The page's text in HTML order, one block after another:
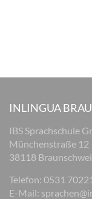
INLINGUA
IBS Sprachschule
Münchenstraße 12
38118
Telefon: 0531
E-Mail: